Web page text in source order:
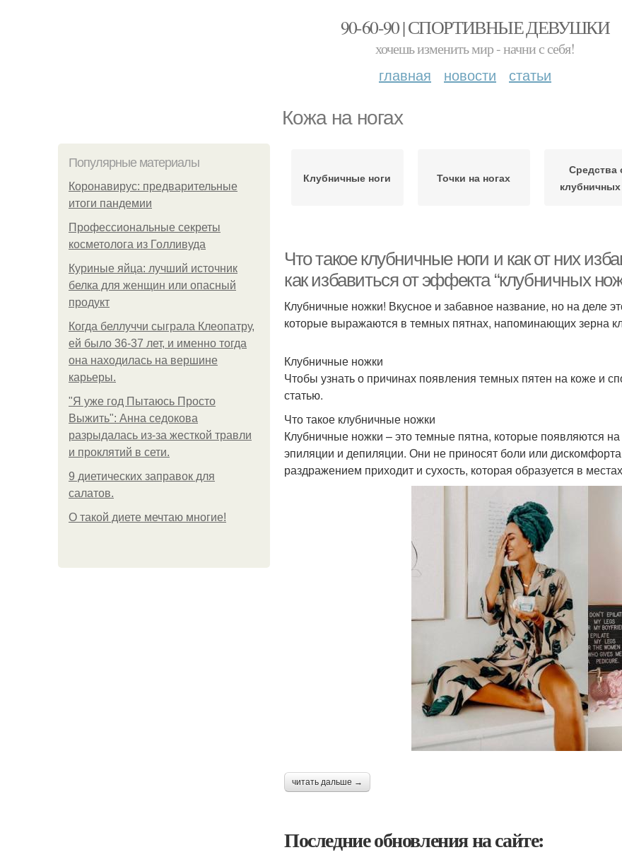
90-60-90 | СПОРТИВНЫЕ ДЕВУШКИ
хочешь изменить мир - начни с себя!
главная новости статьи
Кожа на ногах
Популярные материалы
Коронавирус: предварительные
итоги пандемии
Профессиональные секреты
косметолога из Голливуда
Куриные яйца: лучший источник
белка для женщин или опасный
продукт
Когда беллуччи сыграла Клеопатру,
ей было 36-37 лет, и именно тогда
она находилась на вершине
карьеры.
"Я уже год Пытаюсь Просто
Выжить": Анна седокова
разрыдалась из-за жесткой травли
и проклятий в сети.
9 диетических заправок для
салатов.
О такой диете мечтаю многие!
Клубничные ноги Точки на ногах
Средства
клубничных
Что такое клубничные ноги и как от них
как избавиться от эффекта “клубничных
Клубничные ножки! Вкусное и забавное название, но на деле
которые выражаются в темных пятнах, напоминающих зерна
Клубничные ножки
Чтобы узнать о причинах появления темных пятен на коже и
статью.
Что такое клубничные ножки
Клубничные ножки – это темные пятна, которые появляются
эпиляции и депиляции. Они не приносят боли или
раздражением приходит и сухость, которая образуется в
читать дальше →
Последние обновления на сайте: